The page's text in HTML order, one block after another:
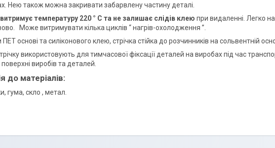
Нею також можна закривати забарвлену частину деталі.
витримує температуру 220 ° С та не залишає слідів клею при видаленні. Легко
Може витримувати кілька циклів “ нагрів-охолодження ”.
основі та силіконового клею, стрічка стійка до розчинників на сольвентній
використовують для тимчасової фіксації деталей на виробах під час
виробів та деталей.
до матеріалів:
гума, скло , метал.